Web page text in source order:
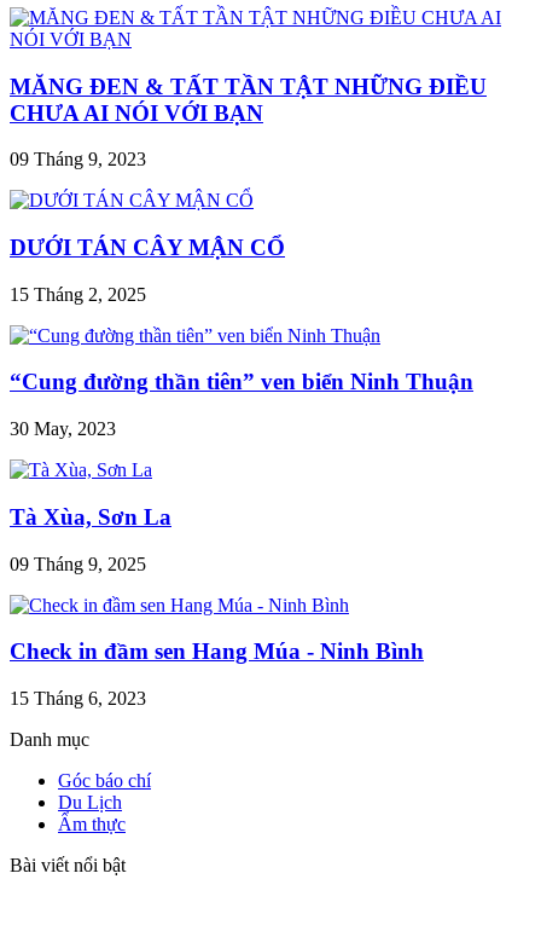
MĂNG ĐEN & TẤT TẦN TẬT NHỮNG ĐIỀU
CHƯA AI NÓI VỚI BẠN
09 Tháng 9, 2023
DƯỚI TÁN CÂY MẬN CỔ
15 Tháng 2, 2025
“Cung đường thần tiên” ven biển Ninh Thuận
30 May, 2023
Tà Xùa, Sơn La
09 Tháng 9, 2025
Check in đầm sen Hang Múa - Ninh Bình
15 Tháng 6, 2023
Danh mục
Góc báo chí
Du Lịch
Ẩm thực
Bài viết nổi bật